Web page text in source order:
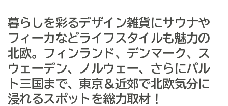
暮らしを彩るデザイン雑貨にサウナや
フィーカなどライフスタイルも魅力の
北欧。フィンランド、デンマーク、ス
ウェーデン、ノルウェー、さらにバル
ト三国まで、東京＆近郊で北欧気分に
浸れるスポットを総力取材！